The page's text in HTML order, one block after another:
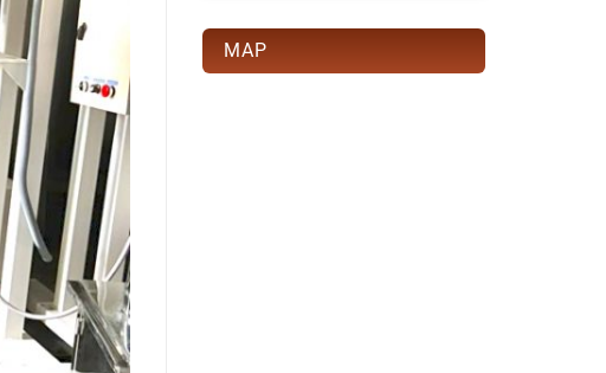
MAP